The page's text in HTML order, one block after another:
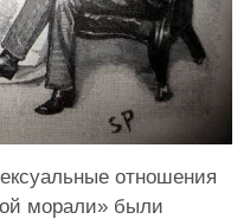
отношения
морали» были